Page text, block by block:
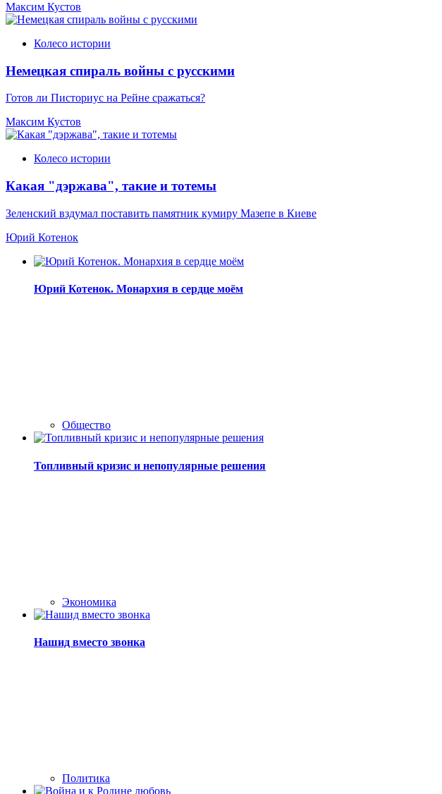
Максим Кустов
Колесо истории
Немецкая спираль войны с русскими
Готов ли Писториус на Рейне сражаться?
Максим Кустов
Колесо истории
Какая "дэржава", такие и тотемы
Зеленский вздумал поставить памятник кумиру Мазепе в Киеве
Юрий Котенок
Юрий Котенок. Монархия в сердце моём
Общество
Топливный кризис и непопулярные решения
Экономика
Нашид вместо звонка
Политика